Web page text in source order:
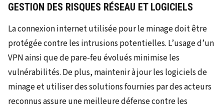
GESTION DES RISQUES RÉSEAU ET LOGICIELS
La connexion internet utilisée pour le minage doit être
protégée contre les intrusions potentielles. L’usage d’un
VPN ainsi que de pare-feu évolués minimise les
vulnérabilités. De plus, maintenir à jour les logiciels de
minage et utiliser des solutions fournies par des acteurs
reconnus assure une meilleure défense contre les